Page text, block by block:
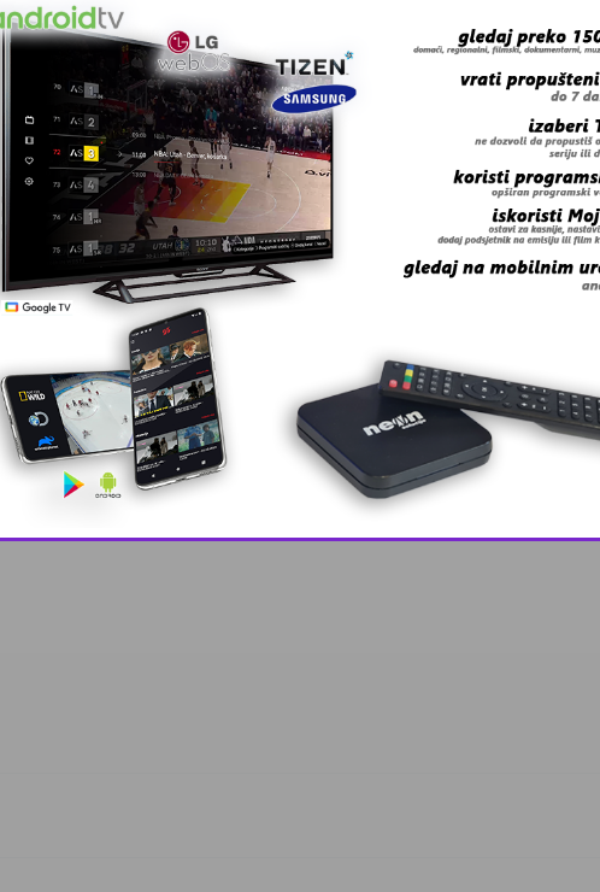
željele ostvariti podsticaje.
poljoprivrednog zemljišta će o uslovima i načinu
poziva za odabir najpovoljnijih ponuđača, koji će biti
proceduru će provoditi tročlana komisija koju će
TEMATSKA SJEDNICA
grešku u tekstu?